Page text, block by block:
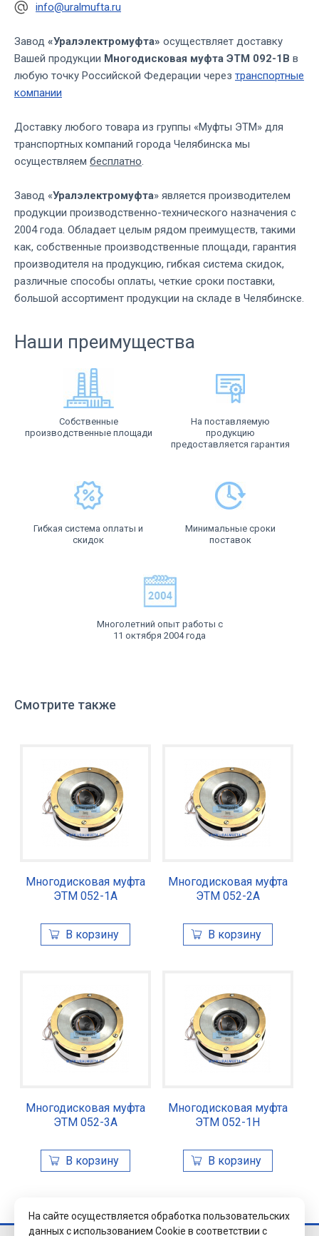
info@uralmufta.ru
Завод «Уралэлектромуфта» осуществляет доставку
Вашей продукции Многодисковая муфта ЭТМ 092-1В в
любую точку Российской Федерации через транспортные
компании
Доставку любого товара из группы «Муфты ЭТМ» для
транспортных компаний города Челябинска мы
осуществляем бесплатно.
Завод «Уралэлектромуфта» является производителем
продукции производственно-технического назначения с
2004 года. Обладает целым рядом преимуществ, такими
как, собственные производственные площади, гарантия
производителя на продукцию, гибкая система скидок,
различные способы оплаты, четкие сроки поставки,
большой ассортимент продукции на складе в Челябинске.
Наши преимущества
Собственные
производственные площади
На поставляемую
продукцию
предоставляется гарантия
Гибкая система оплаты и
скидок
Минимальные сроки
поставок
Многолетний опыт работы с
11 октября 2004 года
Смотрите также
Многодисковая муфта
ЭТМ 052-1А
Многодисковая муфта
ЭТМ 052-2А
Многодисковая муфта
ЭТМ 052-3А
Многодисковая муфта
ЭТМ 052-1Н
На сайте осуществляется обработка пользовательских
данных с использованием Cookie в соответствии с